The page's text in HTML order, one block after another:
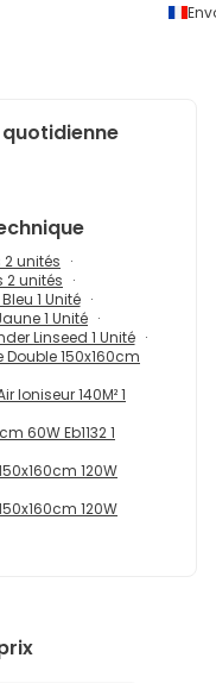
quotidienne
unités
unités
1 Unité
1 Unité
Linseed 1 Unité
150x160cm
Ioniseur 140M² 1
60W Eb1132 1
120W
120W